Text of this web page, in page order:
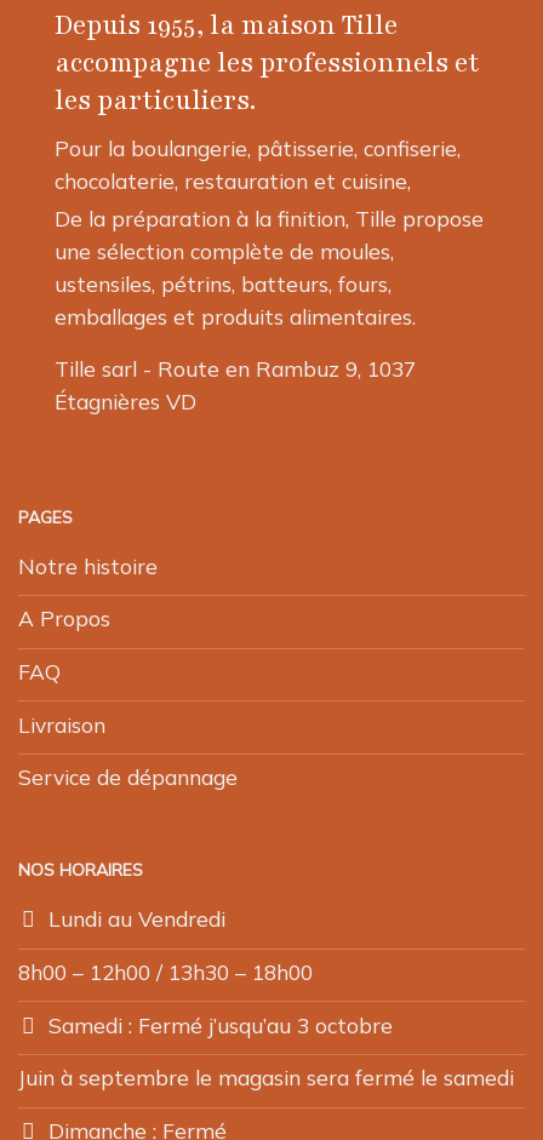
Depuis 1955, la maison Tille
accompagne les professionnels et
les particuliers.
Pour la boulangerie, pâtisserie, confiserie,
chocolaterie, restauration et cuisine,
De la préparation à la finition, Tille propose
une sélection complète de moules,
ustensiles, pétrins, batteurs, fours,
emballages et produits alimentaires.
Tille sarl - Route en Rambuz 9, 1037
Étagnières VD
PAGES
Notre histoire
A Propos
FAQ
Livraison
Service de dépannage
NOS HORAIRES
Lundi au Vendredi
8h00 – 12h00 / 13h30 – 18h00
Samedi : Fermé j’usqu’au 3 octobre
Juin à septembre le magasin sera fermé le samedi
Dimanche : Fermé